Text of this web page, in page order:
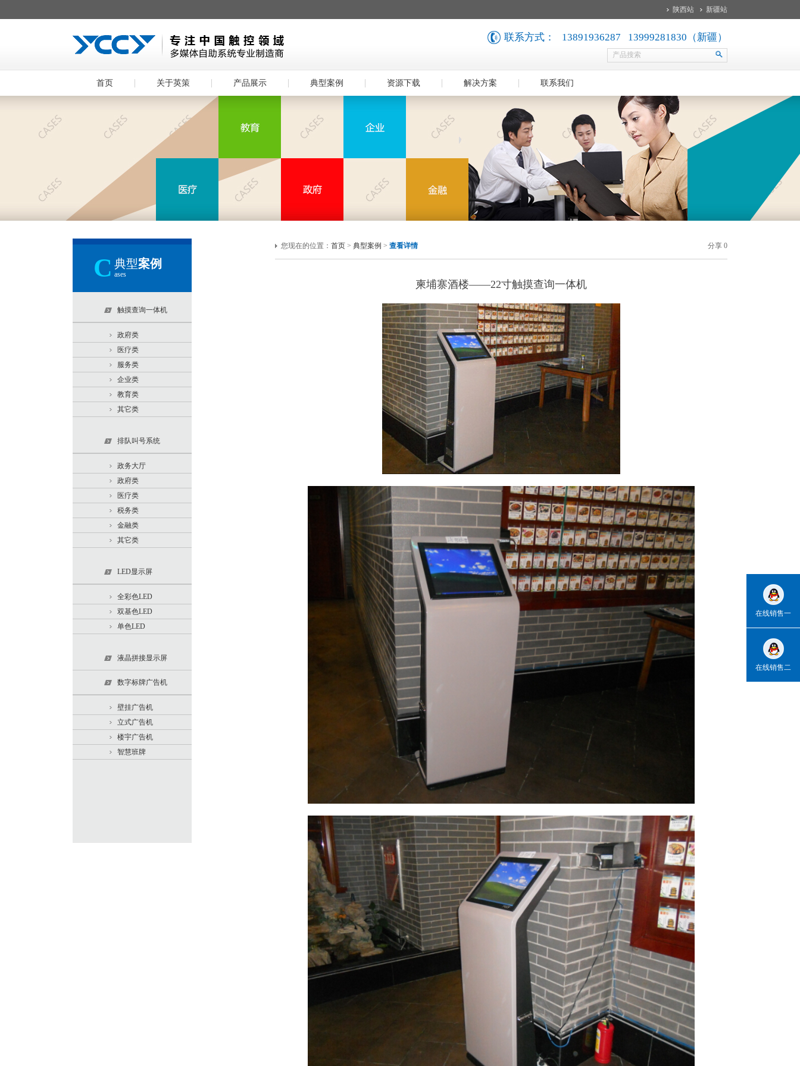
陕西站 新疆站
联系方式： 13891936287 13999281830（新疆）
首页 关于英策 产品展示 典型案例 资源下载 解决方案 联系我们
C 典型案例
ases
触摸查询一体机
政府类
医疗类
服务类
企业类
教育类
其它类
排队叫号系统
政务大厅
政府类
医疗类
税务类
金融类
其它类
LED显示屏
全彩色LED
双基色LED
单色LED
液晶拼接显示屏
数字标牌广告机
壁挂广告机
立式广告机
楼宇广告机
智慧班牌
您现在的位置： 首页 > 典型案例 > 查看详情 分享 0
柬埔寨酒楼——22寸触摸查询一体机
在线销售一
在线销售二